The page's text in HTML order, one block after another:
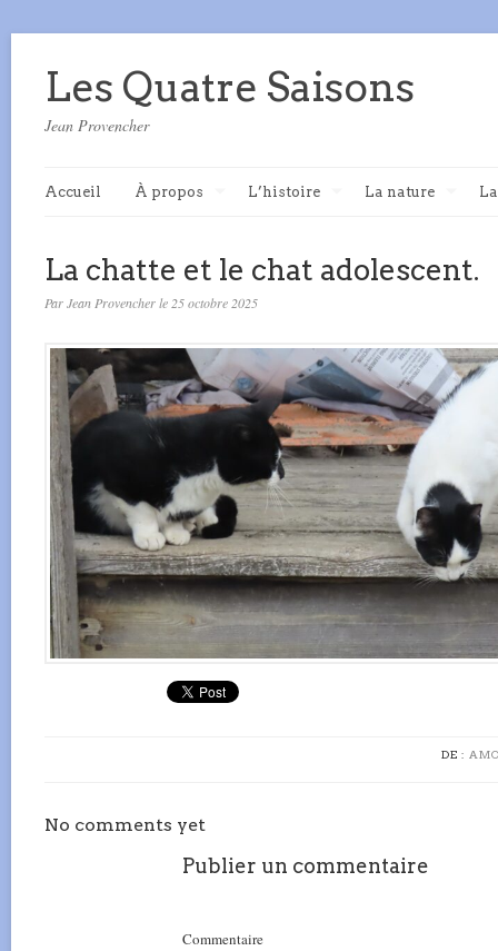
Les Quatre Saisons
Jean Provencher
Accueil À propos L’histoire La nature
La chatte et le chat adolescent.
Par Jean Provencher le 25 octobre 2025
DE :
No comments yet
Publier un commentaire
Commentaire